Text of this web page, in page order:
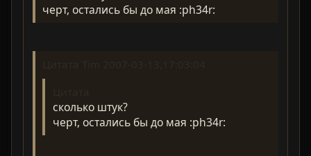
черт, остались бы до мая :ph34r:
сколько штук?
черт, остались бы до мая :ph34r: